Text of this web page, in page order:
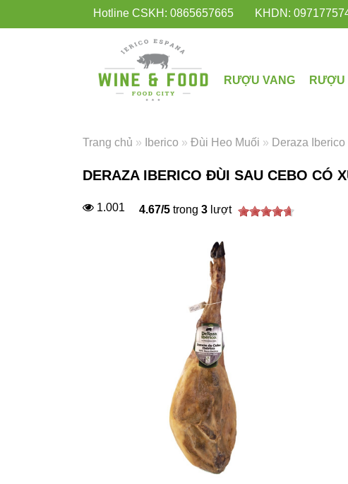
Hotline CSKH: 0865657665 KHDN:
RƯỢU VANG RƯỢU
Trang chủ » Iberico » Đùi Heo Muối » Deraza
DERAZA IBERICO ĐÙI SAU CEBO CÓ
1.001 4.67/5 trong 3 lượt